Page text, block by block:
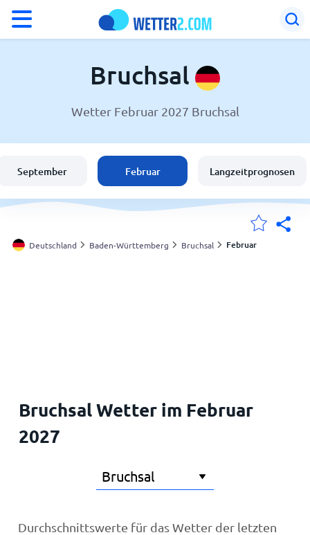
Wetter in Bruchsal
Schweiz
Österreich
Bruchsal
Wetter Februar 2027 Bruchsal
September Februar Langzeitprognosen
Deutschland Baden-Württemberg Bruchsal Februar
Bruchsal Wetter im Februar
2027
Durchschnittswerte für das Wetter der letzten